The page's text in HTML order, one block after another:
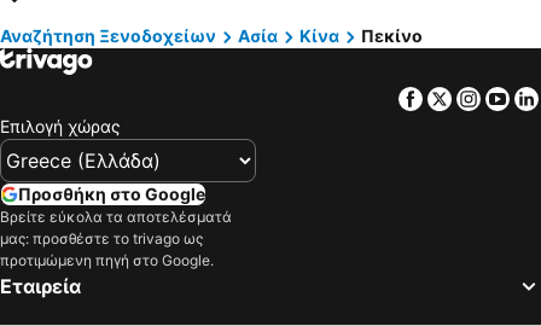
Ξενοδοχεία Σκιάθος
Ξενοδοχεία Αίγινα
Ξενοδοχεία Πήλιο
Ξενοδοχεία Κύθηρα
Ξενοδοχεία Σκόπελος
Αναζήτηση Ξενοδοχείων Ασία Κίνα Πεκίνο
Facebook
Twitter
Επιλογή χώρας
Προσθήκη στο Google
Βρείτε εύκολα τα αποτελέσματά
μας: προσθέστε το trivago ως
προτιμώμενη πηγή στο Google.
Εταιρεία